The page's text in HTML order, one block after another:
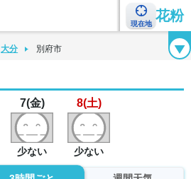
現在地
花粉
花粉症チェックシート 花粉症ハンドブック
大分 別府市
7(金)
少ない
8(土)
少ない